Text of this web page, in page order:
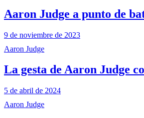
Aaron Judge a punto de
9 de noviembre de 2023
Aaron Judge
La gesta de Aaron Judge
5 de abril de 2024
Aaron Judge